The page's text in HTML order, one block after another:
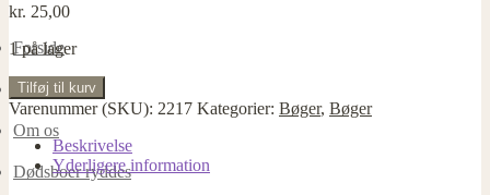
Forside
Produkter
Om os
Dødsboer ryddes
kr. 25,00
1 på lager
Fra
kræftsyg
til
ekstrem
idræt
antal
Tilføj til kurv
Varenummer (SKU): 2217 Kategorier: Bøger, Bøger
Beskrivelse
Yderligere information